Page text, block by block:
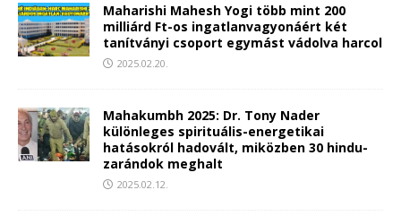
Maharishi Mahesh Yogi több mint 200
milliárd Ft-os ingatlanvagyonáért két
tanítványi csoport egymást vádolva harcol
2025.02.20.
Mahakumbh 2025: Dr. Tony Nader
különleges spirituális-energetikai
hatásokról hadovált, miközben 30 hindu-
zarándok meghalt
2025.02.12.